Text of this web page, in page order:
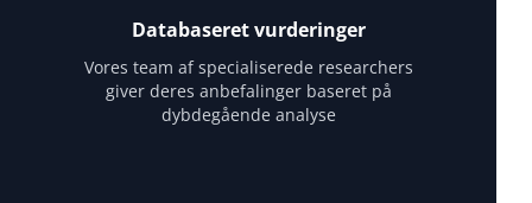
Databaseret vurderinger
Vores team af specialiserede researchers
giver deres anbefalinger baseret på
dybdegående analyse